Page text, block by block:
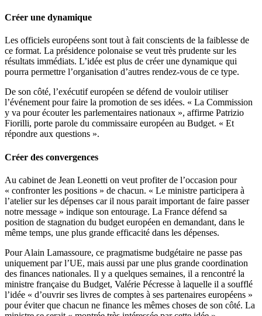
Créer une dynamique
Les officiels européens sont tout à fait conscients de la faiblesse de
ce format. La présidence polonaise se veut très prudente sur les
résultats immédiats. L’idée est plus de créer une dynamique qui
pourra permettre l’organisation d’autres rendez-vous de ce type.
De son côté, l’exécutif européen se défend de vouloir utiliser
l’événement pour faire la promotion de ses idées. « La Commission
y va pour écouter les parlementaires nationaux », affirme Patrizio
Fiorilli, porte parole du commissaire européen au Budget. « Et
répondre aux questions ».
Créer des convergences
Au cabinet de Jean Leonetti on veut profiter de l’occasion pour
« confronter les positions » de chacun. « Le ministre participera à
l’atelier sur les dépenses car il nous parait important de faire passer
notre message » indique son entourage. La France défend sa
position de stagnation du budget européen en demandant, dans le
même temps, une plus grande efficacité dans les dépenses.
Pour Alain Lamassoure, ce pragmatisme budgétaire ne passe pas
uniquement par l’UE, mais aussi par une plus grande coordination
des finances nationales. Il y a quelques semaines, il a rencontré la
ministre française du Budget, Valérie Pécresse à laquelle il a soufflé
l’idée « d’ouvrir ses livres de comptes à ses partenaires européens »
pour éviter que chacun ne finance les mêmes choses de son côté. La